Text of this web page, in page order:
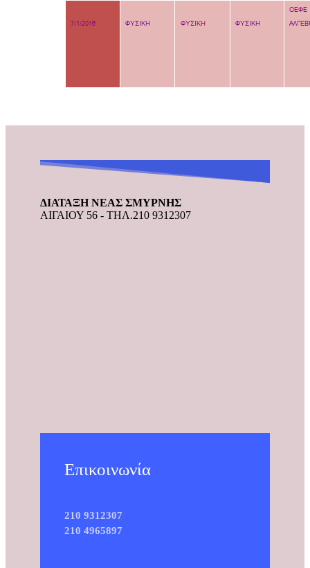
ΔΙΑΤΑΞΗ ΝΕΑΣ ΣΜΥΡΝΗΣ
ΑΙΓΑΙΟΥ 56 - ΤΗΛ.210 9312307
Επικοινωνία
210 9312307
210 4965897